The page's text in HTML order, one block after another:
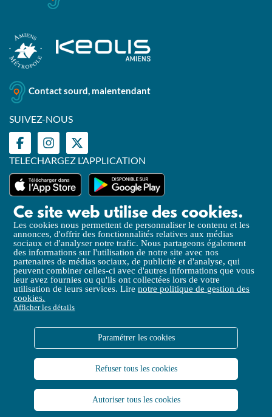
Ce site web utilise des cookies.
Les cookies nous permettent de personnaliser le contenu et les
annonces, d'offrir des fonctionnalités relatives aux médias
sociaux et d'analyser notre trafic. Nous partageons également
des informations sur l'utilisation de notre site avec nos
partenaires de médias sociaux, de publicité et d'analyse, qui
peuvent combiner celles-ci avec d'autres informations que vous
leur avez fournies ou qu'ils ont collectées lors de votre
utilisation de leurs services. Lirenotre politique de gestion des
cookies.
Afficher les détails
Paramétrer les cookies
Refuser tous les cookies
Autoriser tous les cookies
Contact sourd, malentendant
SUIVEZ-NOUS
TELECHARGEZ L’APPLICATION
Mentions légales
Politique de Confidentialité
Politique de gestion des cookies
Accessibilité (partielle)
Plan du site
Open Data